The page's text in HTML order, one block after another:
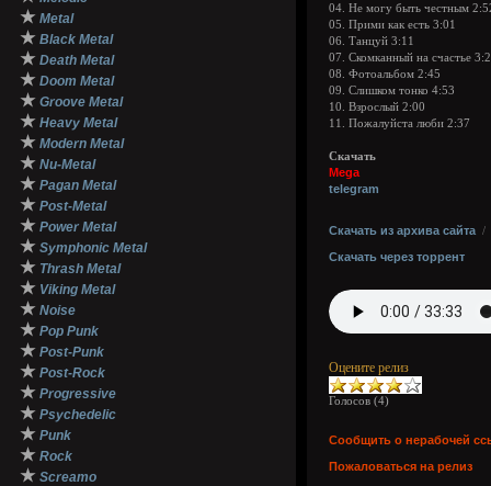
★ Metal
★ Black Metal
★ Death Metal
★ Doom Metal
★ Groove Metal
★ Heavy Metal
★ Modern Metal
★ Nu-Metal
★ Pagan Metal
★ Post-Metal
★ Power Metal
★ Symphonic Metal
★ Thrash Metal
★ Viking Metal
★ Noise
★ Pop Punk
★ Post-Punk
★ Post-Rock
★ Progressive
★ Psychedelic
★ Punk
★ Rock
★ Screamo
04. Не могу быть честным
05. Прими как есть 3:01
06. Танцуй 3:11
07. Скомканный на счастье
08. Фотоальбом 2:45
09. Слишком тонко 4:53
10. Взрослый 2:00
11. Пожалуйста люби 2:37
Скачать
Mega
telegram
Скачать из архива сайта /
Скачать через торрент
Оцените релиз
Голосов (4)
Сообщить о нерабочей
Пожаловаться на релиз